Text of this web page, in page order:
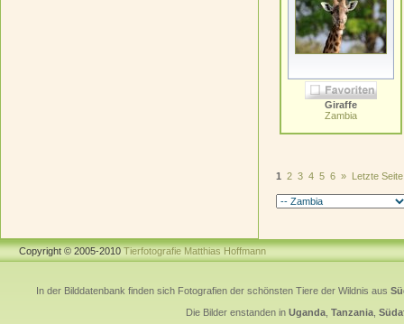
Giraffe
Zambia
1 2 3 4 5 6 » Letzte
Copyright © 2005-2010Tierfotografie Matthias Hoffmann
In der Bilddatenbank finden sich Fotografien der schönsten Tiere der Wildnis aus
Die Bilder enstanden in Uganda Tanzania